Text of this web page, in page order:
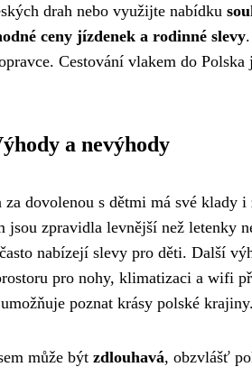
drah nebo využijte nabídku
ceny jízdenek a rodinné slevy
Cestování vlakem do
a nevýhody
za dovolenou s dětmi má své
jsou zpravidla levnější než letenky
nabízejí slevy pro děti. Další
pro nohy, klimatizaci a wifi
poznat krásy polské krajiny.
může být zdlouhavá, obzvlášť